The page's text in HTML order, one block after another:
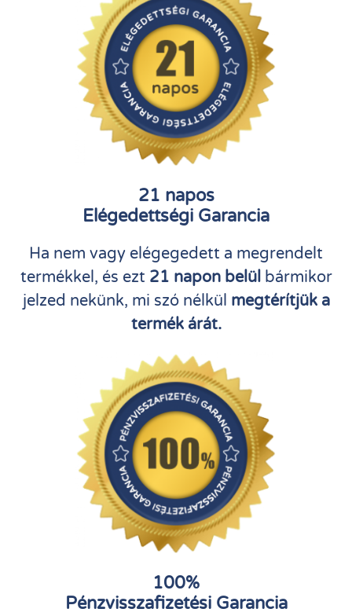
21 napos
Elégedettségi Garancia
Ha nem vagy elégegedett a megrendelt
termékkel, és ezt 21 napon belülbármikor
jelzed nekünk, mi szó nélkül megtérítjük a
termék árát.
100%
Pénzvisszafizetési Garancia